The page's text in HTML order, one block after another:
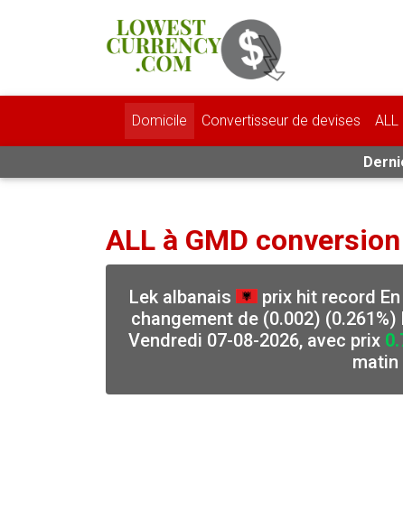
Domicile Convertisseur de devises ALL
ALL à GMD conversion
Lek albanais prix hit record
changement de (0.002)
Vendredi 07-08-2026, avec prix